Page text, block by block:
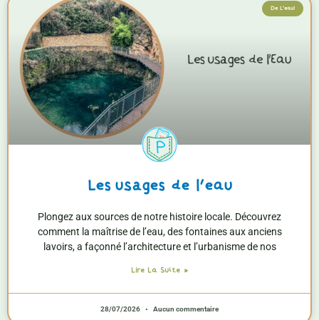
De L'eau!
Les usages de l’eau
Plongez aux sources de notre histoire locale. Découvrez
comment la maîtrise de l’eau, des fontaines aux anciens
lavoirs, a façonné l’architecture et l’urbanisme de nos
Lire La Suite »
28/07/2026 Aucun commentaire